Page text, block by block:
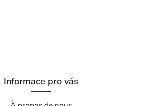
Informace pro vás